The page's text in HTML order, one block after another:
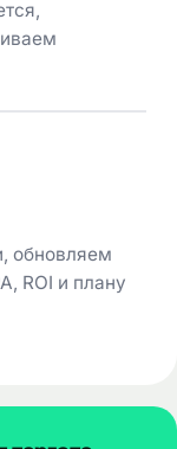
обновляем
ROI и плану